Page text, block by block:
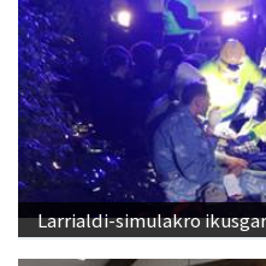
Larrialdi-simulakro